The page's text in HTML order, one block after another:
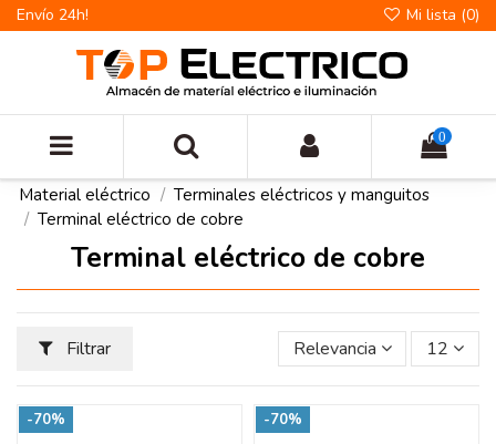
Envío 24h! Mi lista (0)
0
Material eléctrico
Terminales eléctricos y manguitos
Terminal eléctrico de cobre
Terminal eléctrico de cobre
Filtrar Relevancia 12
-70% -70%